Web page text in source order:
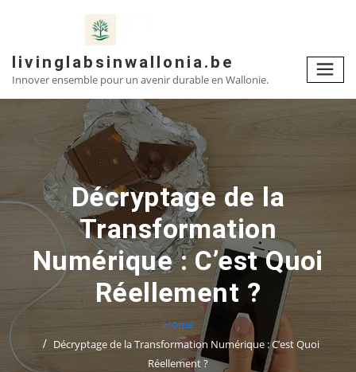
livinglabsinwallonia.be
Innover ensemble pour un avenir durable en Wallonie.
Décryptage de la
Transformation
Numérique : C’est Quoi
Réellement ?
Home
Décryptage de la Transformation Numérique : C’est Quoi
Réellement ?